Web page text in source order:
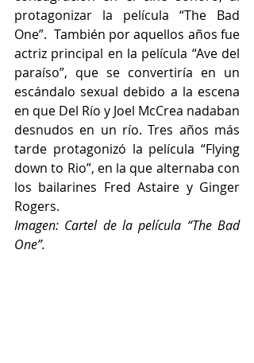
protagonizar la película “The Bad
One”.  También por aquellos años fue
actriz principal en la película “Ave del
paraíso”, que se convertiría en un
escándalo sexual debido a la escena
en que Del Río y Joel McCrea nadaban
desnudos en un río. Tres años más
tarde protagonizó la película “Flying
down to Rio”, en la que alternaba con
los bailarines Fred Astaire y Ginger
Rogers.
Imagen: Cartel de la película “The Bad
One”.